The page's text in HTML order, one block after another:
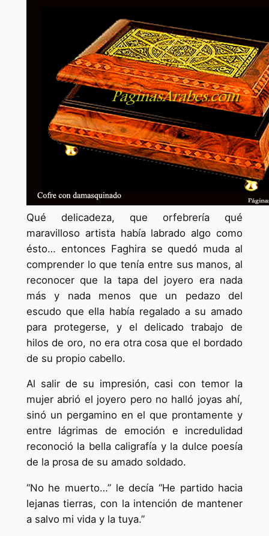
Qué delicadeza, que orfebrería qué
maravilloso artista había labrado algo como
ésto… entonces Faghira se quedó muda al
comprender lo que tenía entre sus manos, al
reconocer que la tapa del joyero era nada
más y nada menos que un pedazo del
escudo que ella había regalado a su amado
para protegerse, y el delicado trabajo de
hilos de oro, no era otra cosa que el bordado
de su propio cabello.
Al salir de su impresión, casi con temor la
mujer abrió el joyero pero no halló joyas ahí,
sinó un pergamino en el que prontamente y
entre lágrimas de emoción e incredulidad
reconoció la bella caligrafía y la dulce poesía
de la prosa de su amado soldado.
“No he muerto…” le decía “He partido hacia
lejanas tierras, con la intención de mantener
a salvo mi vida y la tuya.”